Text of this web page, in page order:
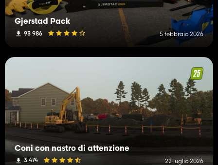
Gjerstad Pack
93 986 5 febbraio 2026
Coni con nastro di attenzione
3 474 22 luglio 2026